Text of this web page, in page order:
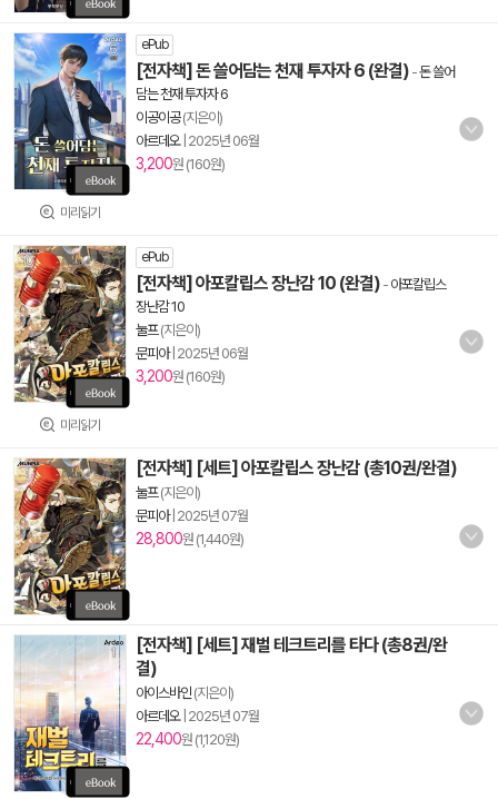
미리읽기
ePub
[전자책] 돈 쓸어담는 천재 투자자 6 (완결) -돈 쓸어
담는 천재 투자자 6
이공이공(지은이)
아르데오| 2025년 06월
3,200원 (160원)
미리읽기
ePub
[전자책] 아포칼립스 장난감 10 (완결) - 아포칼립스
장난감 10
눌프(지은이)
문피아| 2025년 06월
3,200원 (160원)
[전자책] [세트] 아포칼립스 장난감 (총10권/완결)
눌프(지은이)
문피아| 2025년 07월
28,800원 (1,440원)
[전자책] [세트] 재벌 테크트리를 타다 (총8권/완
결)
아이스바인 (지은이)
아르데오| 2025년 07월
22,400원 (1,120원)